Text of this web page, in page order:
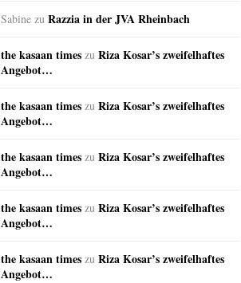
Sabine zu Razzia in der JVA Rheinbach
the kasaan times zu Riza Kosar’s zweifelhaftes
Angebot…
the kasaan times zu Riza Kosar’s zweifelhaftes
Angebot…
the kasaan times zu Riza Kosar’s zweifelhaftes
Angebot…
the kasaan times zu Riza Kosar’s zweifelhaftes
Angebot…
the kasaan times zu Riza Kosar’s zweifelhaftes
Angebot…